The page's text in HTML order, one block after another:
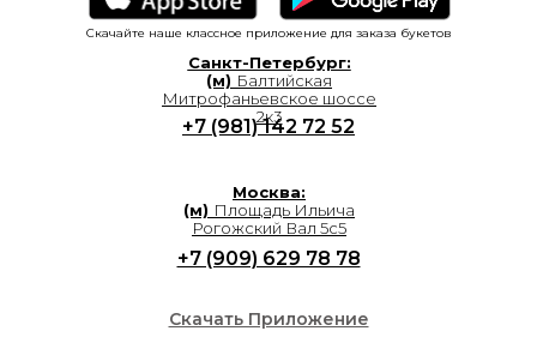
+7 (909) 629 78 78
Санкт-Петербург:
(м) Балтийская
Митрофаньевское шоссе
2к3
Скачать Приложение
+7 (981) 142 72 52
Москва:
(м) Площадь Ильича
Рогожский Вал 5с5
Скачайте наше классное приложение для заказа букетов